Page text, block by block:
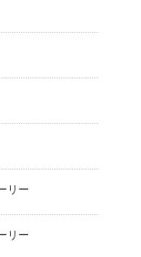
リー
リー